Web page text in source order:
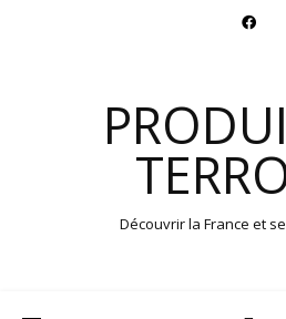
Découvrir la France et